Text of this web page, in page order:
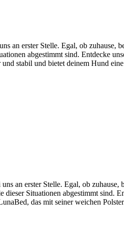
an erster Stelle. Egal, ob
abgestimmt sind. Entdecke
und stabil und bietet deinem Hund
an erster Stelle. Egal, ob
dieser Situationen abgestimmt sind.
das mit seiner weichen